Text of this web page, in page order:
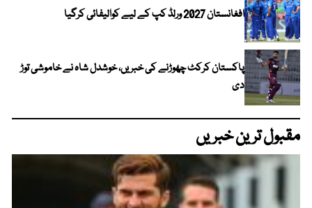
افغانستان 2027 ورلڈ کپ کے لیے کوالیفائی کرگیا
پاکستان کرکٹ چھوڑنے کی خبریں، خوشدل شاہ نے خاموشی توڑ
دی
مقبول ترین خبریں